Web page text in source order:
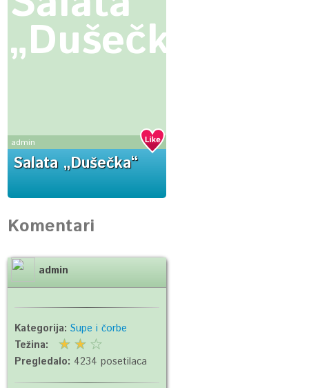
„Dušečka“
admin
Salata „Dušečka“
Komentari
admin
Kategorija:Supe i čorbe
Težina:
Pregledalo: 4234 posetilaca